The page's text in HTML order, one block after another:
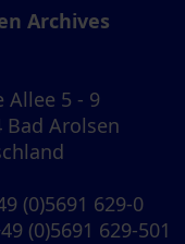
Archives
Allee 5 - 9
Bad Arolsen
(0)5691 629-0
(0)5691 629-501